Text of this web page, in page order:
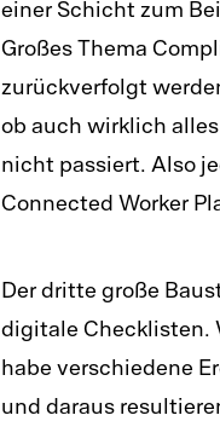
einer Schicht zum
Großes Thema
zurückverfolgt
ob auch wirklich
nicht passiert. Also
Connected Worker
Der dritte große
digitale Checklisten.
habe verschiedene
und daraus